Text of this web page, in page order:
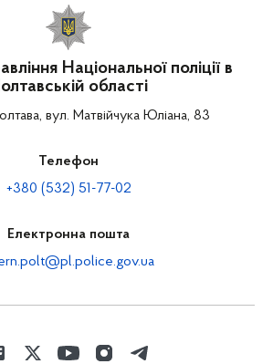
Національної поліції в
області
вул. Матвійчука Юліана, 83
Телефон
+380 (532) 51-77-02
Електронна пошта